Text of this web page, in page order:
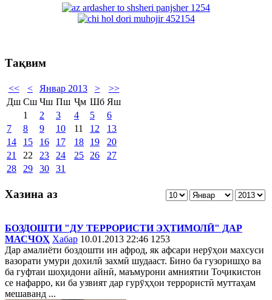
Тақвим
<< < Январ 2013 >
>>
Дш Сш Чш Пш Ҷм Шб Яш
1
2 3 4 5
6
7
8 9 10 11 12
13
14
15 16 17 18 19
20
21
22 23 24 25 26
27
28
29 30 31
Хазина аз
БОЗДОШТИ "ДУ ТЕРРОРИСТИ ЭҲТИМОЛӢ" ДАР
МАСЧОҲ Хабар 10.01.2013 22:46 1253
Дар амалиёти боздошти ин афрод, як афсари нерӯҳои махсуси
вазорати умури дохилӣ захмӣ шудааст. Бино ба гузоришҳо ва
ба гуфтаи шоҳидони айнӣ, маъмурони амниятии Тоҷикистон
се нафарро, ки ба узвият дар гурӯҳҳои террористӣ муттаҳам
мешаванд ...